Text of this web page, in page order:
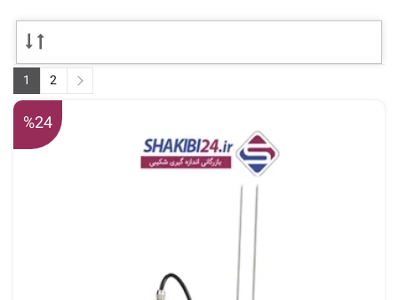
1 2
%24